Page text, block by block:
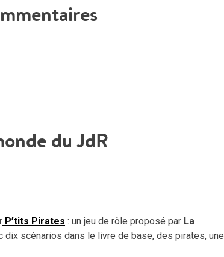
du JdR
P’tits Pirates : un jeu de rôle proposé par La
dix scénarios dans le livre de base, des pirates, une